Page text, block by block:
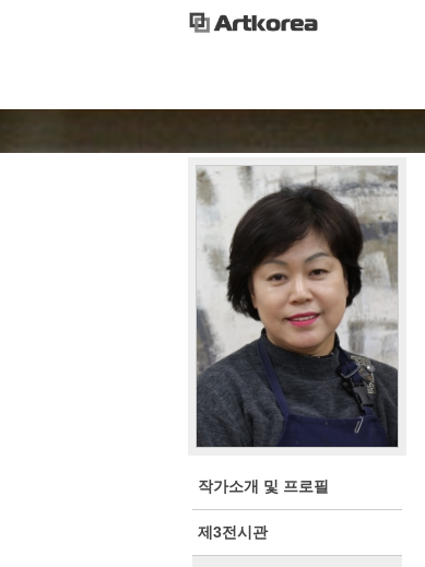
작가소개 및 프로필
제3전시관